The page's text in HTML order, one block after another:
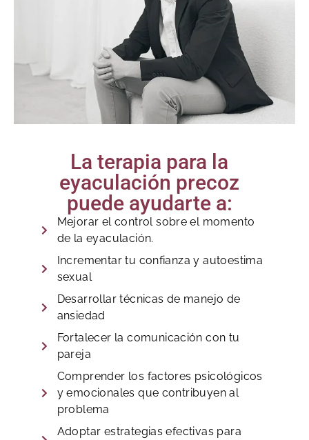
La terapia para la
eyaculación precoz
puede ayudarte a:
Mejorar el control sobre el momento
de la eyaculación.
Incrementar tu confianza y autoestima
sexual
Desarrollar técnicas de manejo de
ansiedad
Fortalecer la comunicación con tu
pareja
Comprender los factores psicológicos
y emocionales que contribuyen al
problema
Adoptar estrategias efectivas para